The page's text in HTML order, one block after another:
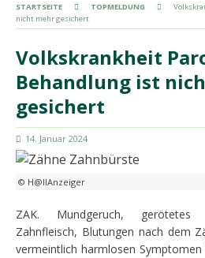
STARTSEITE TOPMELDUNG
nicht mehr gesichert
Volkskrankheit
Behandlung ist
gesichert
14. Januar 2024
© H@llAnzeiger
ZAK. Mundgeruch, gerötetes
Zahnfleisch, Blutungen nach dem
vermeintlich harmlosen